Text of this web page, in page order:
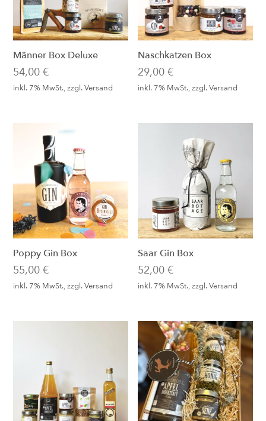
Männer Box Deluxe
54,00€
inkl. 7% MwSt., zzgl.Versand
Naschkatzen Box
29,00€
inkl. 7% MwSt., zzgl.Versand
Poppy Gin Box
55,00€
inkl. 7% MwSt., zzgl.Versand
Saar Gin Box
52,00€
inkl. 7% MwSt., zzgl.Versand